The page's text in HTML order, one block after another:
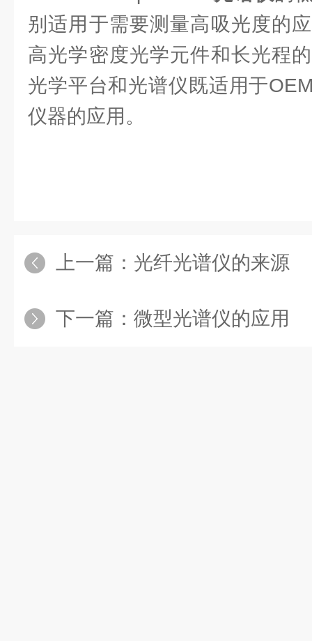
别适用于需要测量高吸光度的
高光学密度光学元件和长光程
光学平台和光谱仪既适用于
仪器的应用。
上一篇： 光纤光谱仪的来源
下一篇： 微型光谱仪的应用